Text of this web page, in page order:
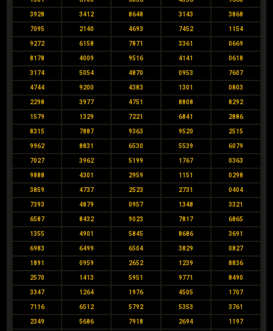
3928 3412 8648 3143 3868
7095 2140 4693 7452 1154
9272 6158 7871 3361 0669
8178 4009 9516 4141 0618
3174 5054 4870 0953 7607
4744 9200 4383 1301 0803
2298 3977 4751 8808 8292
1579 1329 7221 6841 2886
8315 7887 9363 9520 2515
9962 8831 6530 5539 6079
7027 3962 5199 1767 0363
9888 4301 2959 1151 0298
3859 4737 2523 2731 0404
7393 4879 0957 1348 3321
6587 8432 9023 7817 6865
1355 4901 5845 8686 3691
6983 6499 6504 3829 0827
1891 0959 2652 1239 8836
2570 1413 5951 9771 8490
3347 1264 1976 4505 1707
7116 6512 5792 5353 3761
2349 5686 7918 2694 1197